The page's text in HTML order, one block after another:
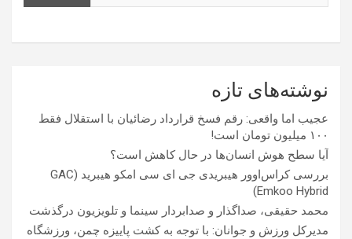
نوشته‌های تازه
عجیب اما واقعی: رقم فسخ قرارداد رضائیان با استقلال فقط
۱۰۰ میلیون تومان است!
آیا سطح هوش انسان‌ها در حال کاهش است؟
بررسی کراس‌اوور هیبریدی جی ای سی امکو هیبرید (GAC
Emkoo Hybrid)
محمد حقیقی، صداگذار و صدابردار سینما و تلویزیون درگذشت
مدیرکل ورزش و جوانان: با توجه به کشت پاییزه چمن، ورزشگاه